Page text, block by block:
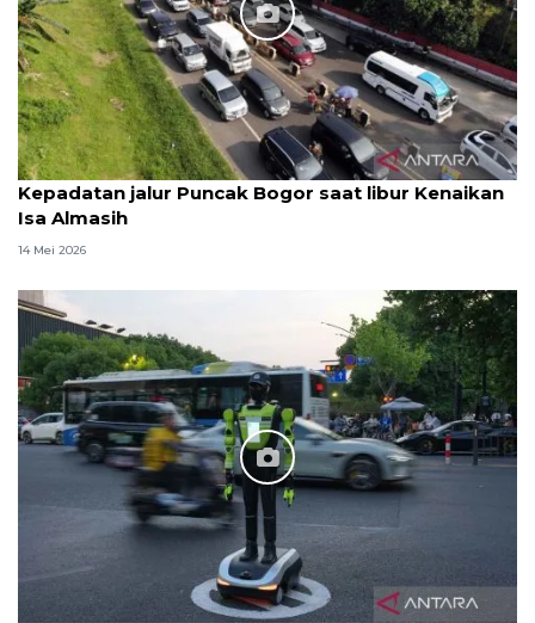
Kepadatan jalur Puncak Bogor saat libur Kenaikan
Isa Almasih
14 Mei 2026